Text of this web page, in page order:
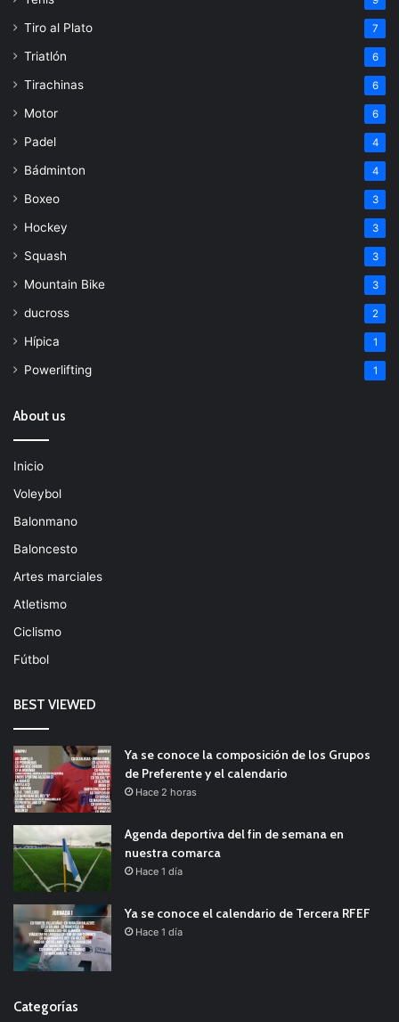
Tiro al Plato 7
Triatlón 6
Tirachinas 6
Motor 6
Padel 4
Bádminton 4
Boxeo 3
Hockey 3
Squash 3
Mountain Bike 3
ducross 2
Hípica 1
Powerlifting 1
About us
Inicio
Voleybol
Balonmano
Baloncesto
Artes marciales
Atletismo
Ciclismo
Fútbol
BEST VIEWED
Ya se conoce la composición de los Grupos
de Preferente y el calendario
Hace 2 horas
Agenda deportiva del fin de semana en
nuestra comarca
Hace 1 día
Ya se conoce el calendario de Tercera RFEF
Hace 1 día
Categorías